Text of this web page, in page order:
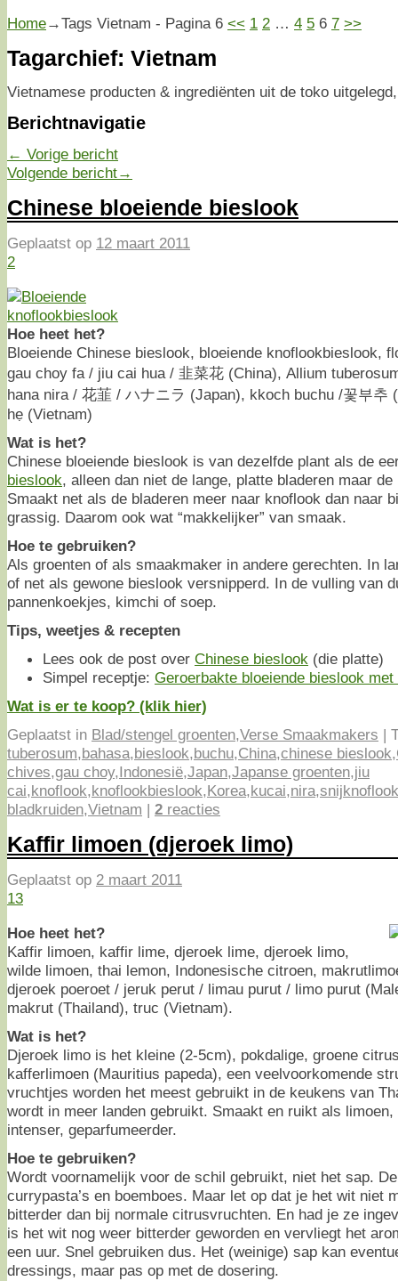
Home→Tags Vietnam - Pagina 6 << 1 2 … 4 5 6 7 >>
Tagarchief: Vietnam
Vietnamese producten & ingrediënten uit de toko
Berichtnavigatie
← Vorige bericht
Volgende bericht→
Chinese bloeiende bieslook
Geplaatst op 12 maart 2011
2
Hoe heet het?
Bloeiende Chinese bieslook, bloeiende knoflookbieslook,
gau choy fa / jiu cai hua / 韭菜花 (China), Allium
hana nira / 花韮 / ハナニラ (Japan), kkoch buchu /꽃부추
hẹ (Vietnam)
Wat is het?
Chinese bloeiende bieslook is van dezelfde plant als de
bieslook, alleen dan niet de lange, platte bladeren maar
Smaakt net als de bladeren meer naar knoflook dan naar
grassig. Daarom ook wat “makkelijker” van smaak.
Hoe te gebruiken?
Als groenten of als smaakmaker in andere gerechten. In
of net als gewone bieslook versnipperd. In de vulling van
pannenkoekjes, kimchi of soep.
Tips, weetjes & recepten
Lees ook de post over Chinese bieslook (die platte)
Simpel receptje: Geroerbakte bloeiende bieslook met
Wat is er te koop? (klik hier)
Geplaatst in Blad/stengel groenten,Verse Smaakmakers |
tuberosum,bahasa,bieslook,buchu,China,chinese bieslook,
chives,gau choy,Indonesië,Japan,Japanse groenten,jiu
cai,knoflook,knoflookbieslook,Korea,kucai,nira,snijknoflook
bladkruiden,Vietnam | 2 reacties
Kaffir limoen (djeroek limo)
Geplaatst op 2 maart 2011
13
Hoe heet het?
Kaffir limoen, kaffir lime, djeroek lime, djeroek limo,
wilde limoen, thai lemon, Indonesische citroen,
djeroek poeroet / jeruk perut / limau purut / limo purut
makrut (Thailand), truc (Vietnam).
Wat is het?
Djeroek limo is het kleine (2-5cm), pokdalige, groene
kafferlimoen (Mauritius papeda), een veelvoorkomende
vruchtjes worden het meest gebruikt in de keukens van
wordt in meer landen gebruikt. Smaakt en ruikt als
intenser, geparfumeerder.
Hoe te gebruiken?
Wordt voornamelijk voor de schil gebruikt, niet het sap.
currypasta’s en boemboes. Maar let op dat je het wit niet
bitterder dan bij normale citrusvruchten. En had je ze
is het wit nog weer bitterder geworden en vervliegt het
een uur. Snel gebruiken dus. Het (weinige) sap kan
dressings, maar pas op met de dosering.